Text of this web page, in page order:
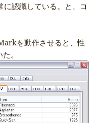
に認識している。と、コ
を動作させると、性
。